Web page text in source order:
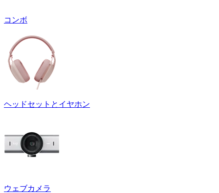
コンボ
ヘッドセットとイヤホン
ウェブカメラ